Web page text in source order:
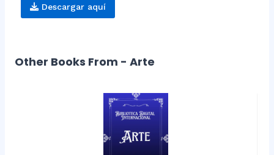
Descargar aquí
Other Books From - Arte